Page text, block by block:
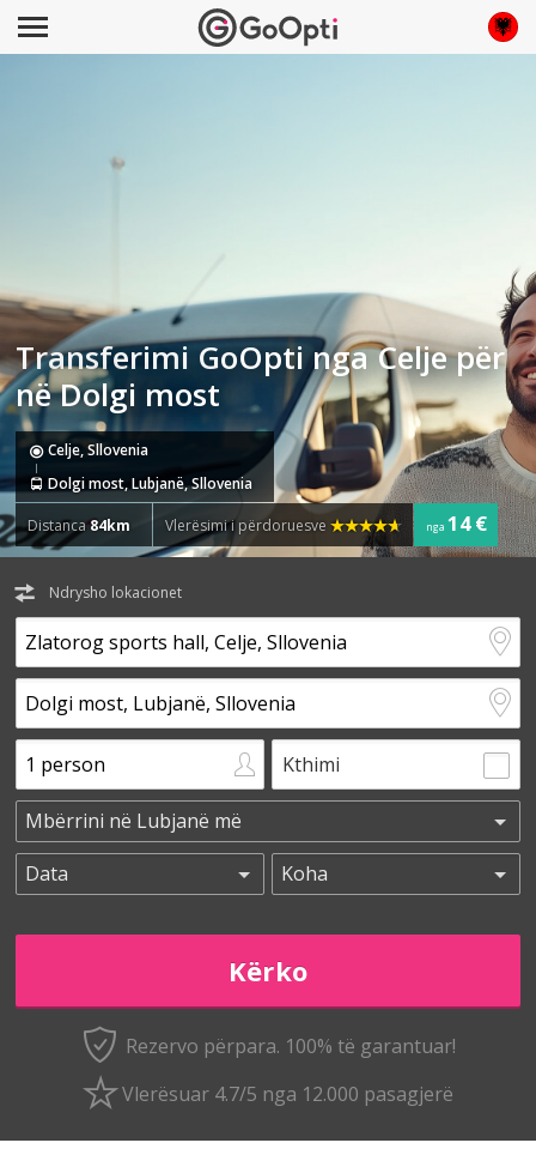
Transferimi GoOpti nga Celje për
në Dolgi most
Celje, Sllovenia
Dolgi most, Lubjanë, Sllovenia
Distanca84km Vlerësimi i përdoruesve nga 14 €
Ndrysho lokacionet
Kthimi
Rezervo përpara. 100% të garantuar!
Vlerësuar 4.7/5 nga 12.000 pasagjerë